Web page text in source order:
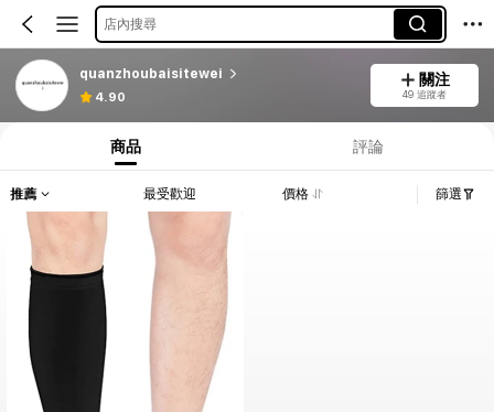
店內搜尋
quanzhoubaisitewei
4.90
關注
49 追蹤者
商品 評論
推薦 最受歡迎 價格 篩選